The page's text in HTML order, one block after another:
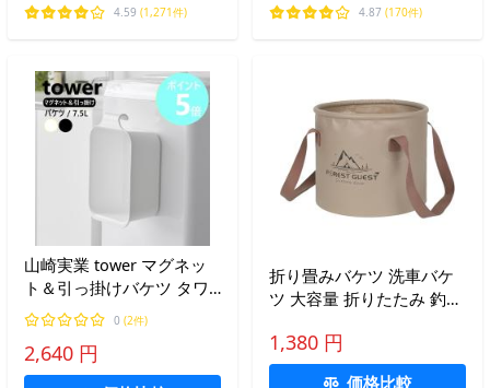
4.59 (1,271件) 4.87 (170件)
山崎実業 tower マグネッ
ト＆引っ掛けバケツ タワ
ー 7.5L バケツ 浮かす つけ
置き 洗い 収納ボックス 洗
面所 yamazaki ホワイト
ブラック 1832 1833
0 (2件)
2,640 円
折り畳みバケツ 洗車バケ
ツ 大容量 折りたたみ 釣り
クト ブラウン 20L (ブラウ
ン 20L, 中)
1,380 円
価格比較